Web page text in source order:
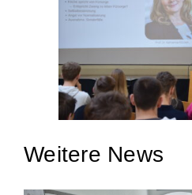
Weitere News